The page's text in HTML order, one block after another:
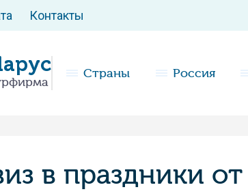
Контакты
Страны Россия
в праздники